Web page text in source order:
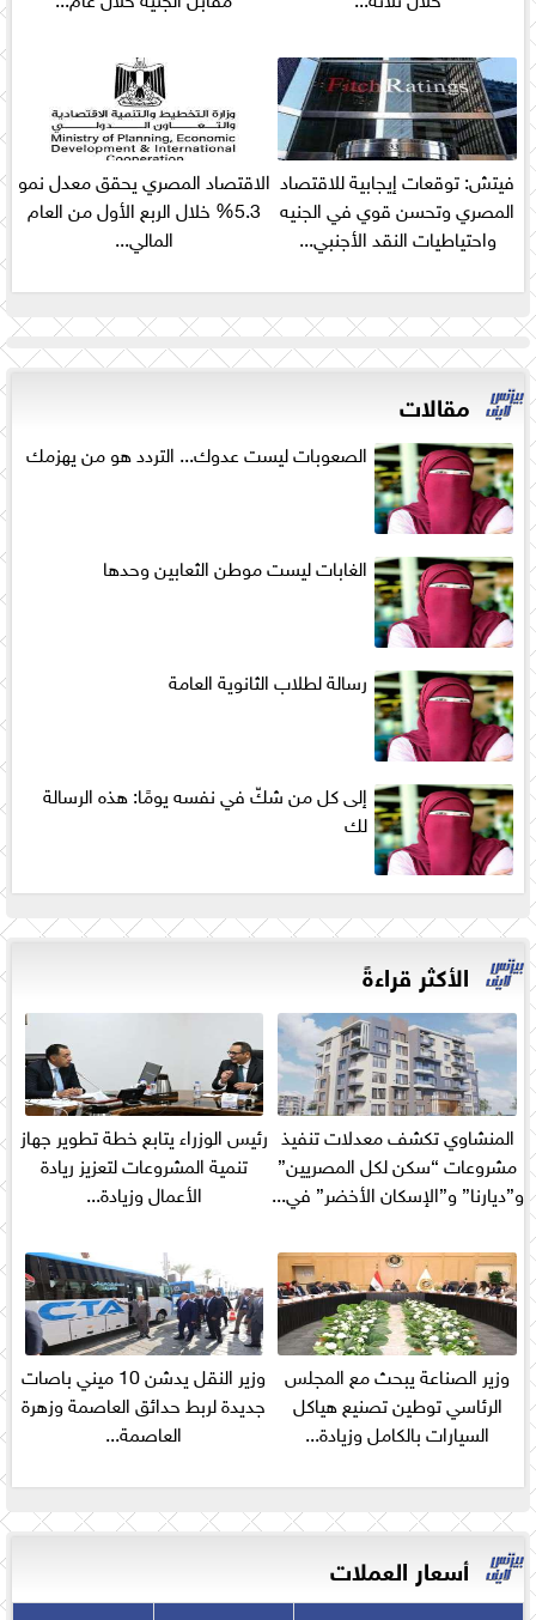
فيتش: توقعات إيجابية للاقتصاد
المصري وتحسن قوي في الجنيه
واحتياطيات النقد الأجنبي...
الاقتصاد المصري يحقق معدل نمو
5.3% خلال الربع الأول من العام
المالي...
مقالات
الصعوبات ليست عدوك... التردد هو من يهزمك
الغابات ليست موطن الثعابين وحدها
رسالة لطلاب الثانوية العامة
إلى كل من شكّ في نفسه يومًا: هذه الرسالة
لك
الأكثر قراءةً
المنشاوي تكشف معدلات تنفيذ
مشروعات “سكن لكل المصريين”
و”ديارنا” و”الإسكان الأخضر” في...
رئيس الوزراء يتابع خطة تطوير جهاز
تنمية المشروعات لتعزيز ريادة
الأعمال وزيادة...
وزير الصناعة يبحث مع المجلس
الرئاسي توطين تصنيع هياكل
السيارات بالكامل وزيادة...
وزير النقل يدشن 10 ميني باصات
جديدة لربط حدائق العاصمة وزهرة
العاصمة...
أسعار العملات